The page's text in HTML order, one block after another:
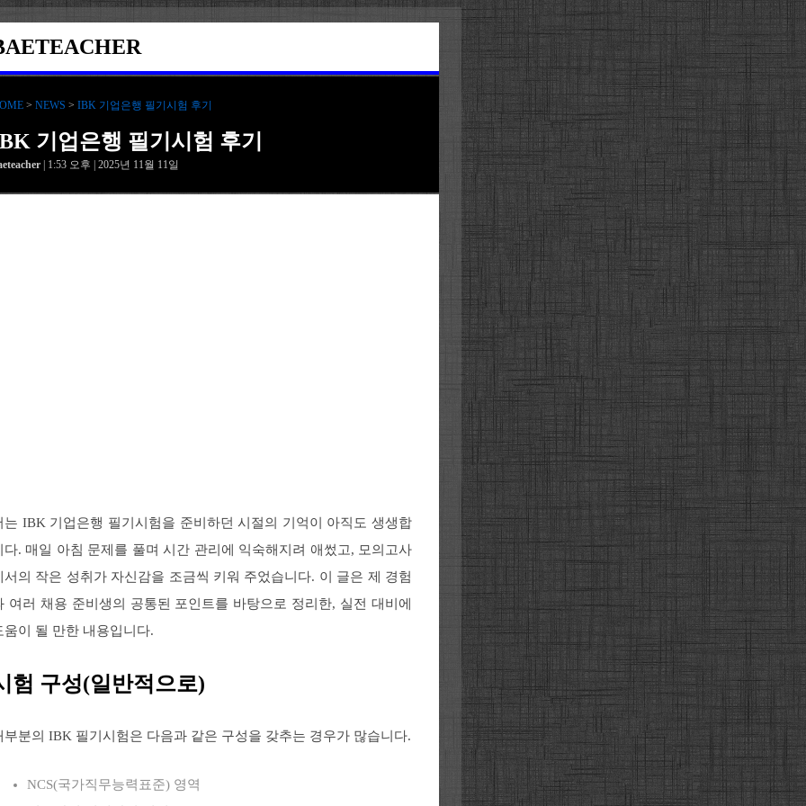
> NEWS > IBK 기업은행 필기시험 후기
기업은행 필기시험 후기
| 1:53 오후 | 2025년 11월 11일
는 IBK 기업은행 필기시험을 준비하던 시절의 기억이 아직도 생생합
다. 매일 아침 문제를 풀며 시간 관리에 익숙해지려 애썼고, 모의고사
서의 작은 성취가 자신감을 조금씩 키워 주었습니다. 이 글은 제 경험
여러 채용 준비생의 공통된 포인트를 바탕으로 정리한, 실전 대비에
움이 될 만한 내용입니다.
험 구성(일반적으로)
부분의 IBK 필기시험은 다음과 같은 구성을 갖추는 경우가 많습니다.
NCS(국가직무능력표준) 영역